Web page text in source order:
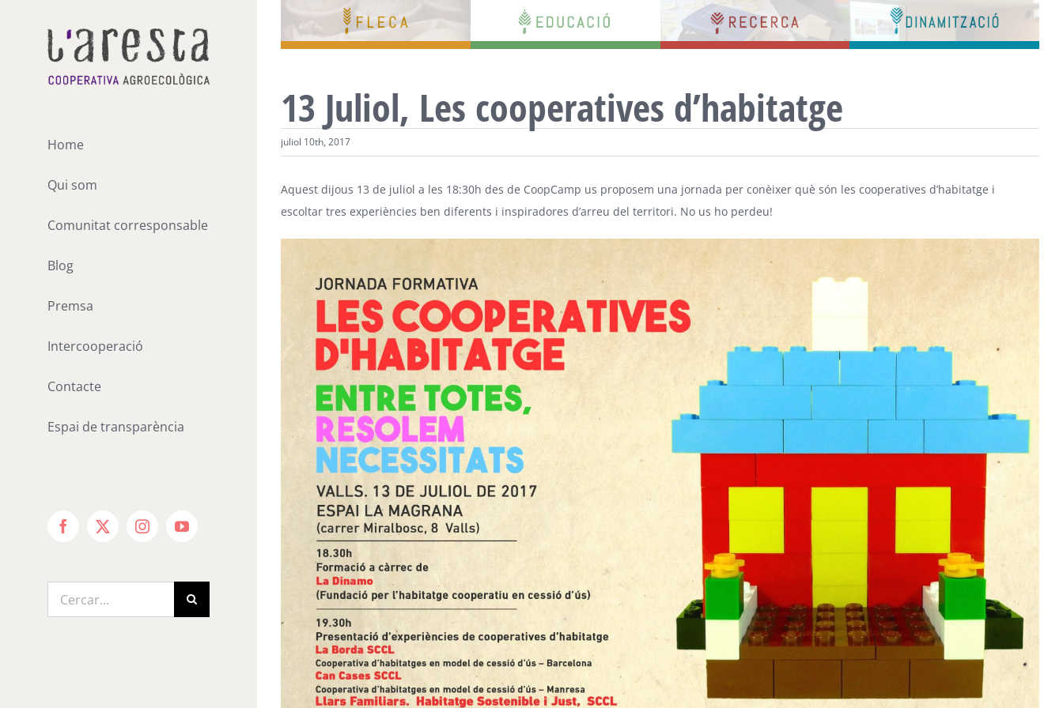
Home
Qui som
Comunitat corresponsable
Blog
Premsa
Intercooperació
Contacte
Espai de transparència
Facebook
X InstagramYouTube
Cerca
…
13 Juliol, Les cooperatives d’habitatge
juliol 10th, 2017
Aquest dijous 13 de juliol a les 18:30h des de CoopCamp us proposem una jornada per conèixer què són les cooperatives d’habitatge i
escoltar tres experiències ben diferents i inspiradores d’arreu del territori. No us ho perdeu!
Area